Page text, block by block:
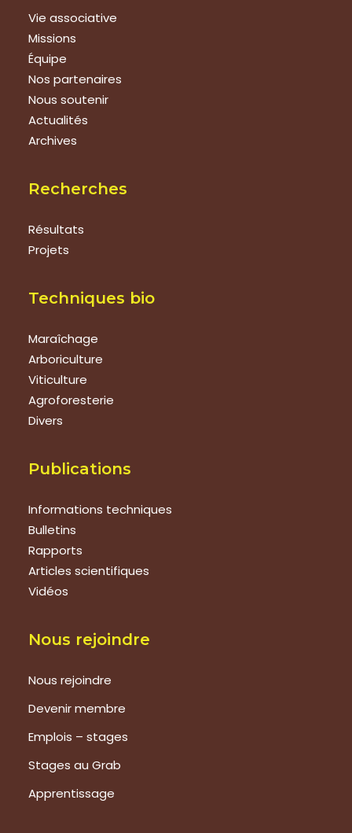
Vie associative
Missions
Équipe
Nos partenaires
Nous soutenir
Actualités
Archives
Recherches
Résultats
Projets
Techniques bio
Maraîchage
Arboriculture
Viticulture
Agroforesterie
Divers
Publications
Informations techniques
Bulletins
Rapports
Articles scientifiques
Vidéos
Nous rejoindre
Nous rejoindre
Devenir membre
Emplois – stages
Stages au Grab
Apprentissage